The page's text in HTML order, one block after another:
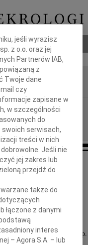
Panu
Pali
Komunalnego
jeśli wyrazisz
z o.o. oraz jej
Partnerów IAB,
z
Twoje dane
czy
zapisane w
w szczególności
do
serwisach,
treści w nich
Jeśli nie
jej zakres lub
przejdź do
także do
łączone z danymi
interes
– Agora S.A. – lub